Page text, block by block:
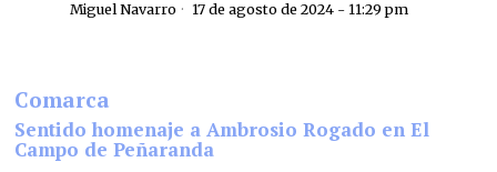
Miguel Navarro 17 de agosto de 2024 - 11:29 pm
Comarca
Sentido homenaje a Ambrosio Rogado en El
Campo de Peñaranda